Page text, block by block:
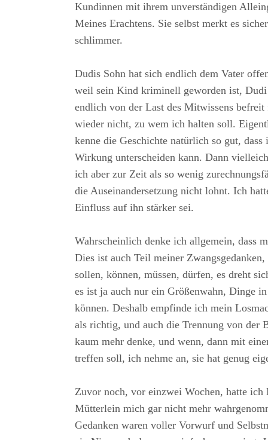
Kundinnen mit ihrem unverständigen
Meines Erachtens. Sie selbst merkt es
schlimmer.
Dudis Sohn hat sich endlich dem Vater
weil sein Kind kriminell geworden ist,
endlich von der Last des Mitwissens
wieder nicht, zu wem ich halten soll.
kenne die Geschichte natürlich so gut, dass
Wirkung unterscheiden kann. Dann
ich aber zur Zeit als so wenig
die Auseinandersetzung nicht lohnt. Ich
Einfluss auf ihn stärker sei.
Wahrscheinlich denke ich allgemein, dass
Dies ist auch Teil meiner
sollen, können, müssen, dürfen, es dreht
es ist ja auch nur ein Größenwahn, Dinge
können. Deshalb empfinde ich mein
als richtig, und auch die Trennung von der
kaum mehr denke, und wenn, dann mit
treffen soll, ich nehme an, sie hat genug
Zuvor noch, vor einzwei Wochen, hatte ich
Mütterlein mich gar nicht mehr
Gedanken waren voller Vorwurf und